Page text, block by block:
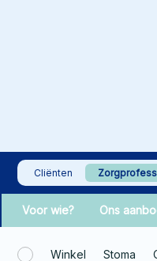
Cliënten
Voor wie? Ons
Winkel Stoma